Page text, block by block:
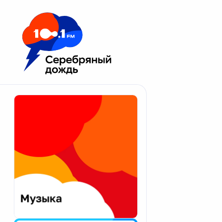
Москва 100.1 FM
Апатиты
Екатеринбург
Калининград
Калуга